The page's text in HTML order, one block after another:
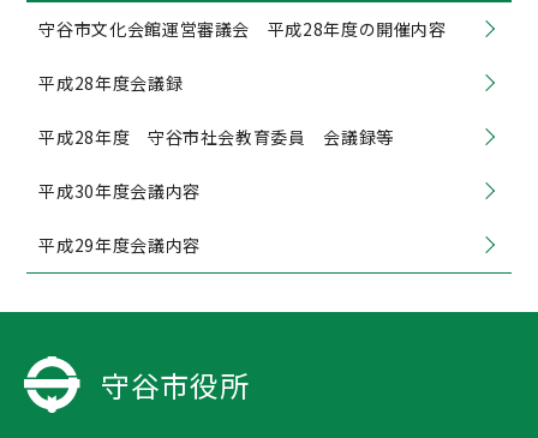
守谷市文化会館運営審議会 平成28年度の開催内容
平成28年度会議録
平成28年度 守谷市社会教育委員 会議録等
平成30年度会議内容
平成29年度会議内容
守谷市役所